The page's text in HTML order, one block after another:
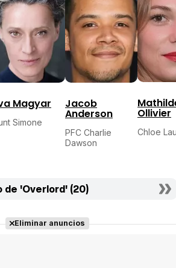
Magyar
Simone
Jacob
Anderson
PFC Charlie
Dawson
Ollivier
Chloe
de 'Overlord' (20)
Eliminar anuncios